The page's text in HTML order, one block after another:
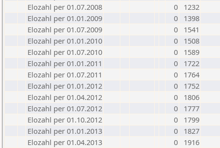
Elozahl per 01.07.2008
0
1232
Elozahl per 01.01.2009
0
1398
Elozahl per 01.07.2009
0
1541
Elozahl per 01.01.2010
0
1508
Elozahl per 01.07.2010
0
1589
Elozahl per 01.01.2011
0
1722
Elozahl per 01.07.2011
0
1764
Elozahl per 01.01.2012
0
1752
Elozahl per 01.04.2012
0
1806
Elozahl per 01.07.2012
0
1777
Elozahl per 01.10.2012
0
1799
Elozahl per 01.01.2013
0
1827
Elozahl per 01.04.2013
0
1916